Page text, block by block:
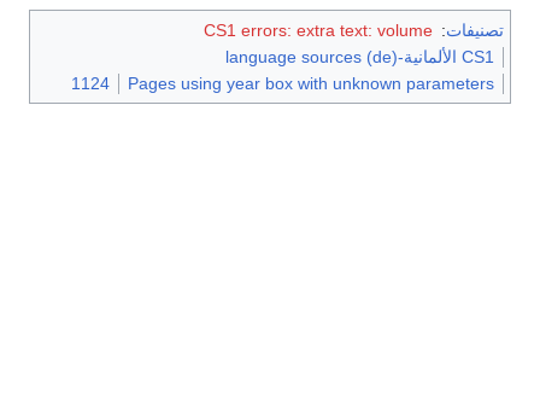
تصنيفات:
CS1 errors: extra text: volume
CS1 الألمانية-language sources (de)
Pages using year box with unknown parameters
1124